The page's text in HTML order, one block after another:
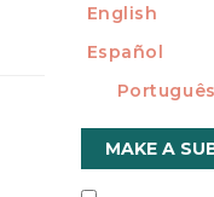
English
Español
Português
Make
a
MAKE A